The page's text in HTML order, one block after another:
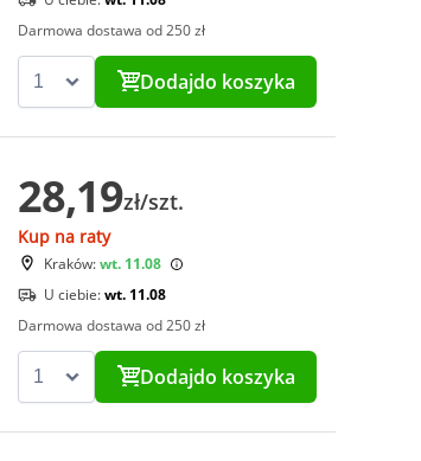
Darmowa dostawa od 250 zł
Dodajdo koszyka
28,19zł/szt.
Kup na raty
Kraków:wt. 11.08
U ciebie:wt. 11.08
Darmowa dostawa od 250 zł
Dodajdo koszyka